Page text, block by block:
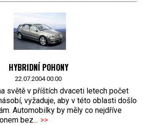
HYBRIDNÍ POHONY
22.07.2004 00:00
světě v příštích dvaceti letech počet
vyžaduje, aby v této oblasti došlo
Automobilky by měly co nejdříve
bez... >>